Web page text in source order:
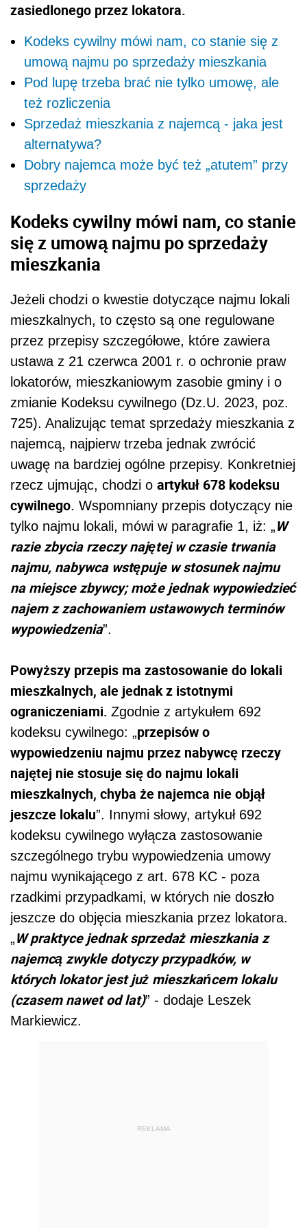
zasiedlonego przez lokatora.
Kodeks cywilny mówi nam, co stanie się z
umową najmu po sprzedaży mieszkania
Pod lupę trzeba brać nie tylko umowę, ale
też rozliczenia
Sprzedaż mieszkania z najemcą - jaka jest
alternatywa?
Dobry najemca może być też „atutem” przy
sprzedaży
Kodeks cywilny mówi nam, co stanie
się z umową najmu po sprzedaży
mieszkania
Jeżeli chodzi o kwestie dotyczące najmu lokali
mieszkalnych, to często są one regulowane
przez przepisy szczegółowe, które zawiera
ustawa z 21 czerwca 2001 r. o ochronie praw
lokatorów, mieszkaniowym zasobie gminy i o
zmianie Kodeksu cywilnego (Dz.U. 2023, poz.
725). Analizując temat sprzedaży mieszkania z
najemcą, najpierw trzeba jednak zwrócić
uwagę na bardziej ogólne przepisy. Konkretniej
rzecz ujmując, chodzi o artykuł 678 kodeksu
cywilnego. Wspomniany przepis dotyczący nie
tylko najmu lokali, mówi w paragrafie 1, iż: „W
razie zbycia rzeczy najętej w czasie trwania
najmu, nabywca wstępuje w stosunek najmu
na miejsce zbywcy; może jednak wypowiedzieć
najem z zachowaniem ustawowych terminów
wypowiedzenia”.
Powyższy przepis ma zastosowanie do lokali
mieszkalnych, ale jednak z istotnymi
ograniczeniami. Zgodnie z artykułem 692
kodeksu cywilnego: „przepisów o
wypowiedzeniu najmu przez nabywcę rzeczy
najętej nie stosuje się do najmu lokali
mieszkalnych, chyba że najemca nie objął
jeszcze lokalu”. Innymi słowy, artykuł 692
kodeksu cywilnego wyłącza zastosowanie
szczególnego trybu wypowiedzenia umowy
najmu wynikającego z art. 678 KC - poza
rzadkimi przypadkami, w których nie doszło
jeszcze do objęcia mieszkania przez lokatora.
„W praktyce jednak sprzedaż mieszkania z
najemcą zwykle dotyczy przypadków, w
których lokator jest już mieszkańcem lokalu
(czasem nawet od lat)” - dodaje Leszek
Markiewicz.
REKLAMA